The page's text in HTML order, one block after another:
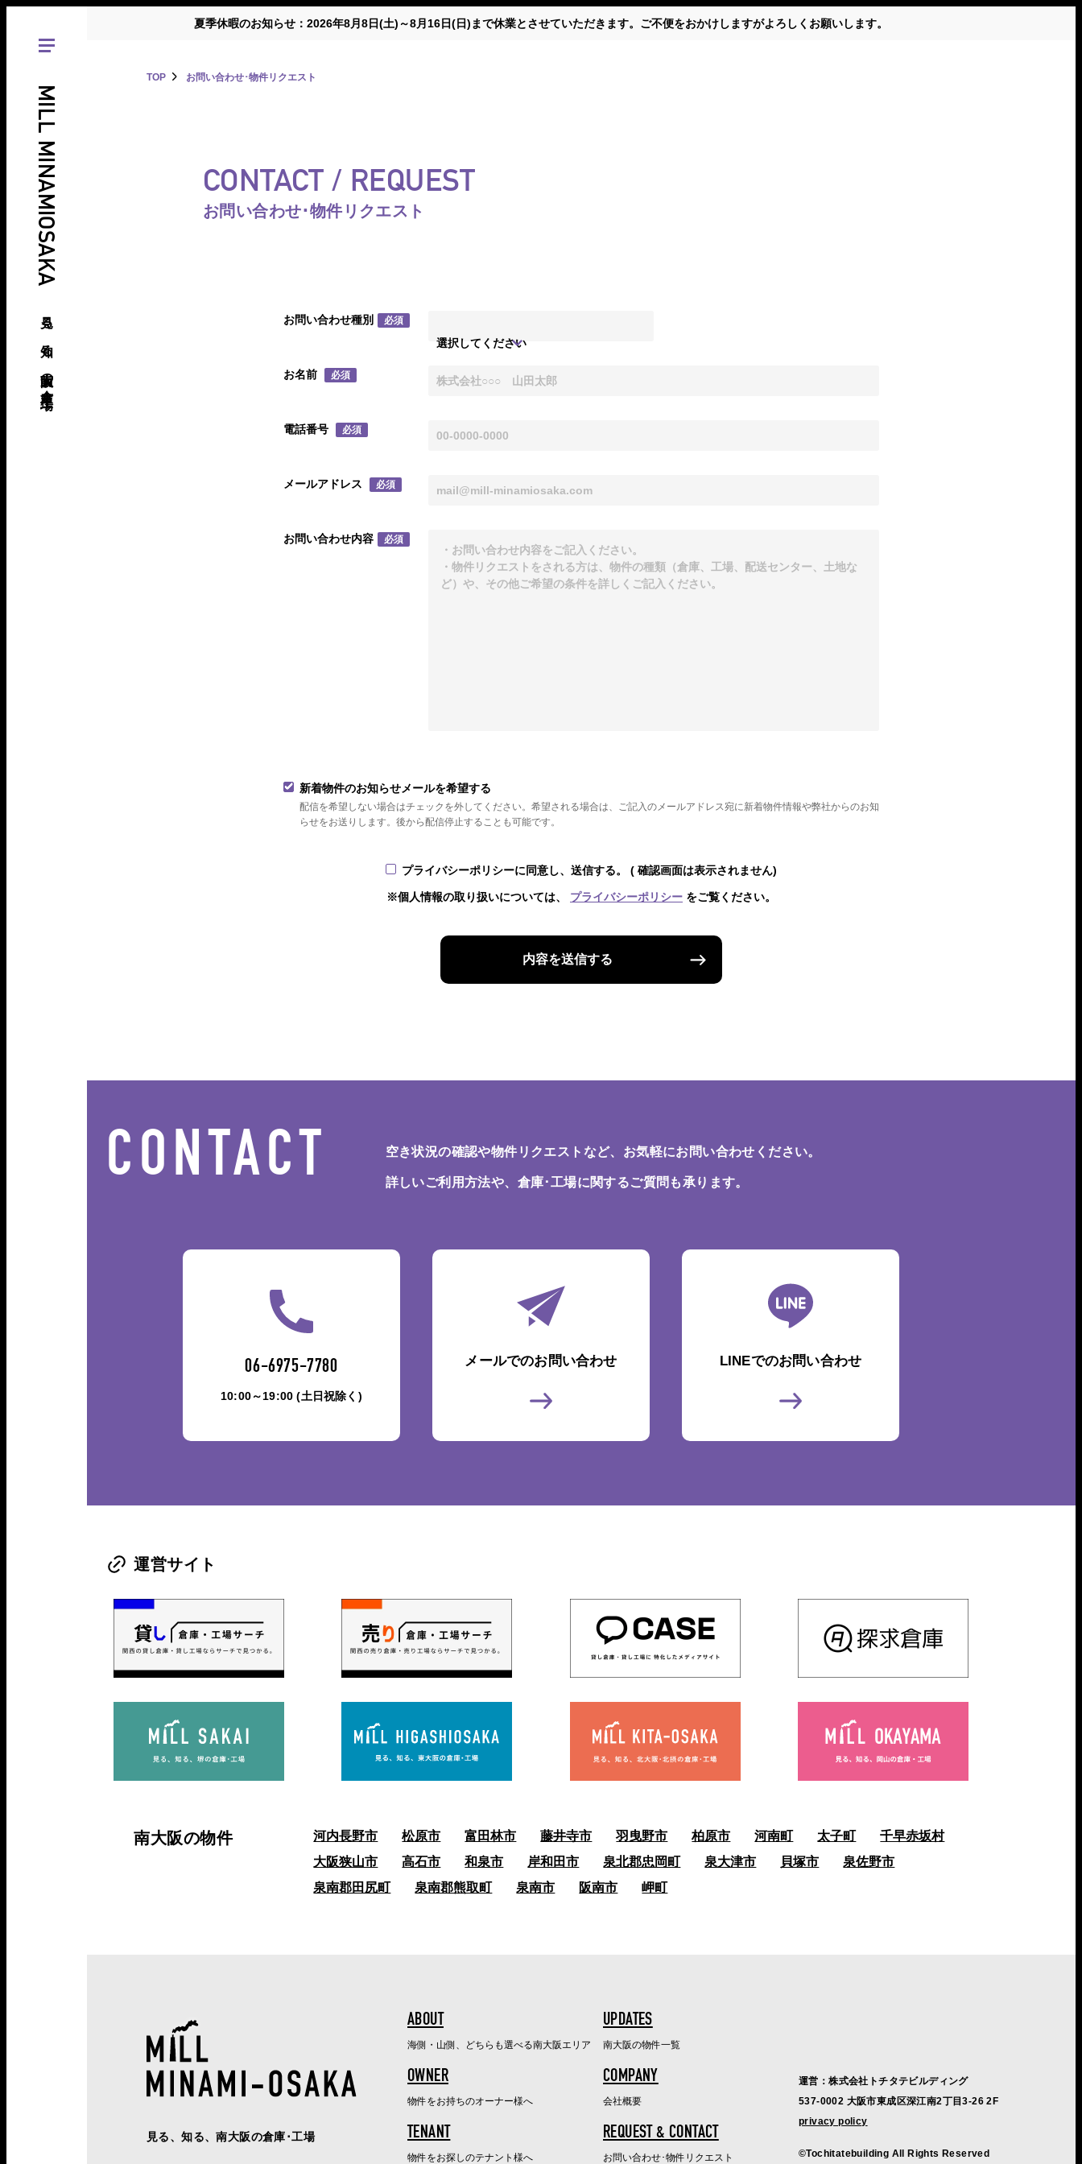
夏季休暇のお知らせ：2026年8月8日(土)～8月16日(日)まで休業とさせていただきます。ご不便をおかけしますがよろしくお願いします。
MILL MINAMIOSAKA
見る、知る、南大阪の倉庫･工場
TOP お問い合わせ･物件リクエスト
CONTACT / REQUEST
お問い合わせ･物件リクエスト
お問い合わせ種別 必須
選択してください
お名前 必須
電話番号 必須
メールアドレス 必須
お問い合わせ内容 必須
新着物件のお知らせメールを希望する
配信を希望しない場合はチェックを外してください。希望される場合は、ご記入のメールアドレス宛に新着物件情報や弊社からのお知
らせをお送りします。後から配信停止することも可能です。
プライバシーポリシーに同意し、送信する。 ( 確認画面は表示されません)
※個人情報の取り扱いについては、 プライバシーポリシー をご覧ください。
内容を送信する
CONTACT 空き状況の確認や物件リクエストなど、お気軽にお問い合わせください。
詳しいご利用方法や、倉庫･工場に関するご質問も承ります。
06-6975-7780
10:00～19:00 (土日祝除く)
メールでのお問い合わせ LINEでのお問い合わせ
運営サイト
南大阪の物件 河内長野市 松原市 富田林市 藤井寺市 羽曳野市 柏原市 河南町 太子町
千早赤坂村
大阪狭山市
高石市 和泉市 岸和田市 泉北郡忠岡町 泉大津市 貝塚市
泉佐野市
泉南郡田尻町
泉南郡熊取町 泉南市 阪南市 岬町
見る、知る、南大阪の倉庫･工場
ABOUT
海側・山側、どちらも選べる南大阪エリア
UPDATES
南大阪の物件一覧
OWNER
物件をお持ちのオーナー様へ
COMPANY
会社概要
TENANT
物件をお探しのテナント様へ
REQUEST & CONTACT
お問い合わせ･物件リクエスト
運営：株式会社トチタテビルディング
537-0002 大阪市東成区深江南2丁目3-26 2F
privacy policy
©Tochitatebuilding All Rights Reserved